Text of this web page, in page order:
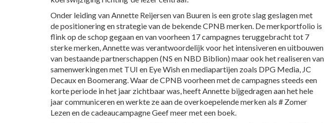
Onder leiding van Annette Reijersen van Buuren is een grote slag geslagen met
de positionering en strategie van de bekende CPNB merken. De merkportfolio is
flink op de schop gegaan en van voorheen 17 campagnes teruggebracht tot 7
sterke merken, Annette was verantwoordelijk voor het intensiveren en uitbouwen
van bestaande partnerschappen (NS en NBD Biblion) maar ook het realiseren van
samenwerkingen met TUI en Eye Wish en mediapartijen zoals DPG Media, JC
Decaux en Boomerang. Waar de CPNB voorheen met de campagnes steeds een
korte periode in het jaar zichtbaar was, heeft Annette bijgedragen aan het hele
jaar communiceren en werkte ze aan de overkoepelende merken als # Zomer
Lezen en de cadeaucampagne Geef meer met een boek.